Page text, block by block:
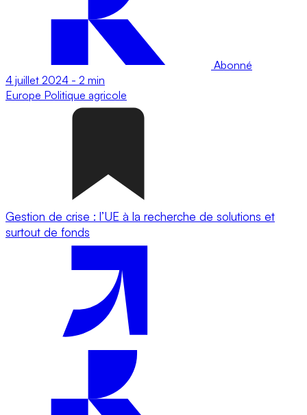
Abonné
4 juillet 2024 - 2 min
Europe Politique agricole
Gestion de crise : l’UE à la recherche de solutions et
surtout de fonds